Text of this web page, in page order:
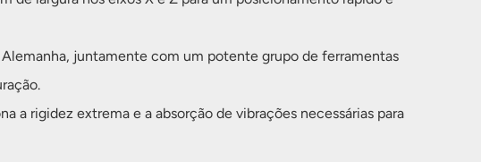
juntamente com um potente grupo de ferramentas
a rigidez extrema e a absorção de vibrações necessárias para